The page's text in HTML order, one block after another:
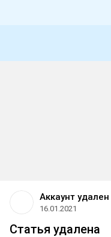
Аккаунт удален
16.01.2021
Статья удалена